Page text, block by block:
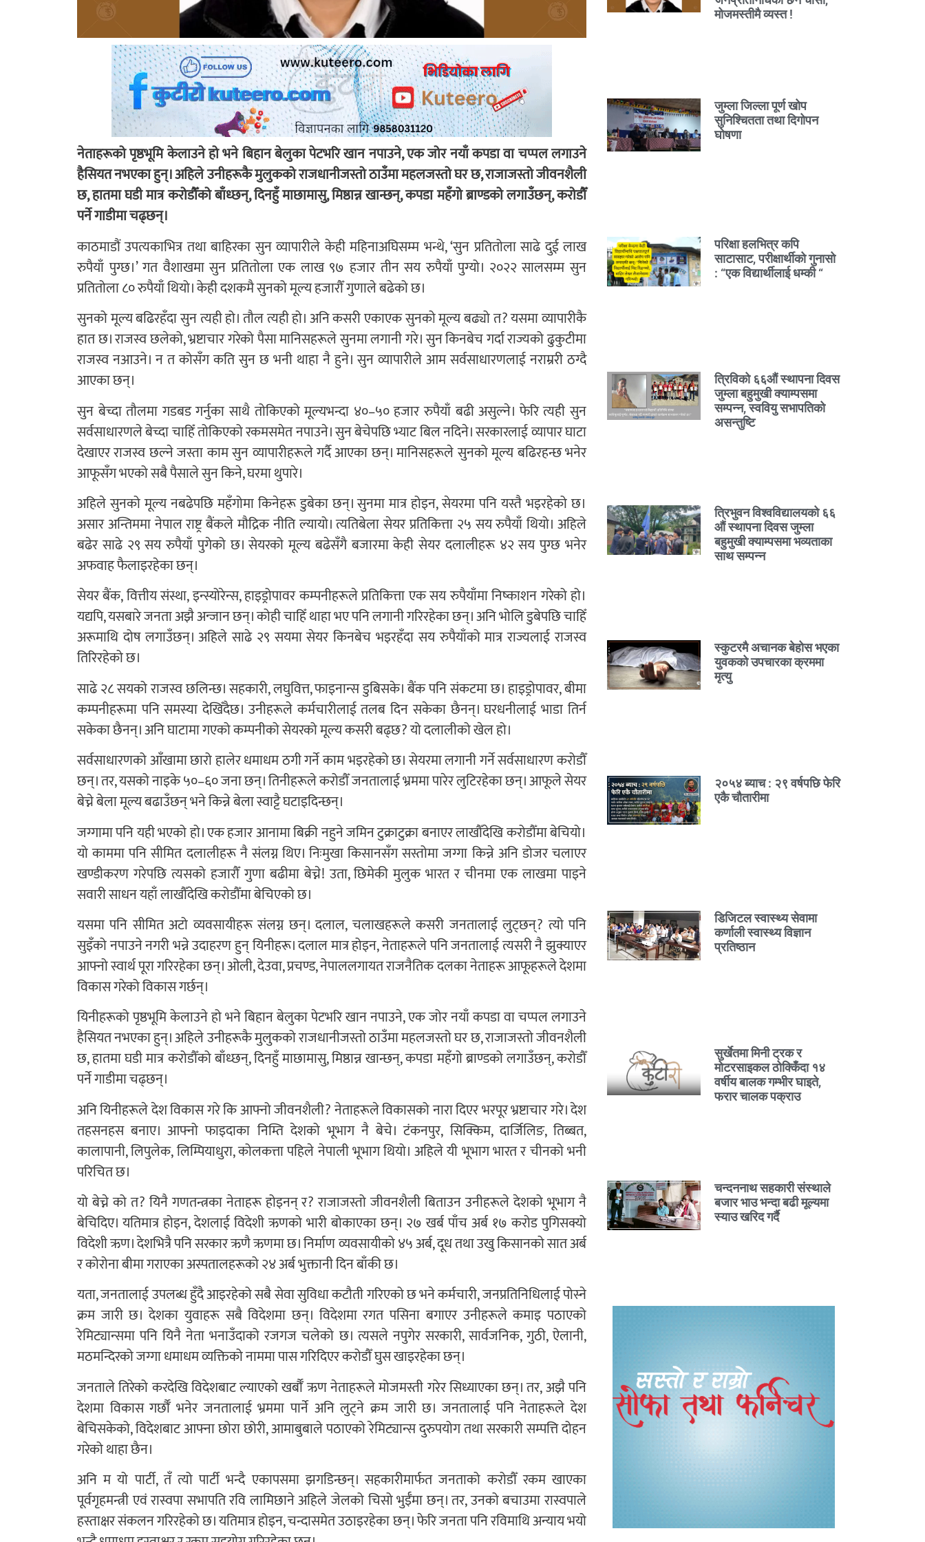
नेताहरूको पृष्ठभूमि केलाउने हो भने बिहान बेलुका पेटभरि खान नपाउने, एक जोर नयाँ कपडा वा चप्पल लगाउने
हैसियत नभएका हुन्। अहिले उनीहरूकै मुलुकको राजधानीजस्तो ठाउँमा महलजस्तो घर छ, राजाजस्तो जीवनशैली
छ, हातमा घडी मात्र करोडौँको बाँध्छन्, दिनहुँ माछामासु, मिष्ठान्न खान्छन्, कपडा महँगो ब्राण्डको लगाउँछन्, करोडौँ
पर्ने गाडीमा चढ्छन्।
काठमाडौं उपत्यकाभित्र तथा बाहिरका सुन व्यापारीले केही महिनाअघिसम्म भन्थे, ‘सुन प्रतितोला साढे दुई लाख
रुपैयाँ पुग्छ।’ गत वैशाखमा सुन प्रतितोला एक लाख ९७ हजार तीन सय रुपैयाँ पुग्यो। २०२२ सालसम्म सुन
प्रतितोला ८० रुपैयाँ थियो। केही दशकमै सुनको मूल्य हजारौँ गुणाले बढेको छ।
सुनको मूल्य बढिरहँदा सुन त्यही हो। तौल त्यही हो। अनि कसरी एकाएक सुनको मूल्य बढ्यो त? यसमा व्यापारीकै
हात छ। राजस्व छलेको, भ्रष्टाचार गरेको पैसा मानिसहरूले सुनमा लगानी गरे। सुन किनबेच गर्दा राज्यको ढुकुटीमा
राजस्व नआउने। न त कोसँग कति सुन छ भनी थाहा नै हुने। सुन व्यापारीले आम सर्वसाधारणलाई नराम्ररी ठग्दै
आएका छन्।
सुन बेच्दा तौलमा गडबड गर्नुका साथै तोकिएको मूल्यभन्दा ४०–५० हजार रुपैयाँ बढी असुल्ने। फेरि त्यही सुन
सर्वसाधारणले बेच्दा चाहिँ तोकिएको रकमसमेत नपाउने। सुन बेचेपछि भ्याट बिल नदिने। सरकारलाई व्यापार घाटा
देखाएर राजस्व छल्ने जस्ता काम सुन व्यापारीहरूले गर्दै आएका छन्। मानिसहरूले सुनको मूल्य बढिरहन्छ भनेर
आफूसँग भएको सबै पैसाले सुन किने, घरमा थुपारे।
अहिले सुनको मूल्य नबढेपछि महँगोमा किनेहरू डुबेका छन्। सुनमा मात्र होइन, सेयरमा पनि यस्तै भइरहेको छ।
असार अन्तिममा नेपाल राष्ट्र बैंकले मौद्रिक नीति ल्यायो। त्यतिबेला सेयर प्रतिकित्ता २५ सय रुपैयाँ थियो। अहिले
बढेर साढे २९ सय रुपैयाँ पुगेको छ। सेयरको मूल्य बढेसँगै बजारमा केही सेयर दलालीहरू ४२ सय पुग्छ भनेर
अफवाह फैलाइरहेका छन्।
सेयर बैंक, वित्तीय संस्था, इन्स्योरेन्स, हाइड्रोपावर कम्पनीहरूले प्रतिकित्ता एक सय रुपैयाँमा निष्काशन गरेको हो।
यद्यपि, यसबारे जनता अझै अन्जान छन्। कोही चाहिँ थाहा भए पनि लगानी गरिरहेका छन्। अनि भोलि डुबेपछि चाहिँ
अरूमाथि दोष लगाउँछन्। अहिले साढे २९ सयमा सेयर किनबेच भइरहँदा सय रुपैयाँको मात्र राज्यलाई राजस्व
तिरिरहेको छ।
साढे २८ सयको राजस्व छलिन्छ। सहकारी, लघुवित्त, फाइनान्स डुबिसके। बैंक पनि संकटमा छ। हाइड्रोपावर, बीमा
कम्पनीहरूमा पनि समस्या देखिँदैछ। उनीहरूले कर्मचारीलाई तलब दिन सकेका छैनन्। घरधनीलाई भाडा तिर्न
सकेका छैनन्। अनि घाटामा गएको कम्पनीको सेयरको मूल्य कसरी बढ्छ? यो दलालीको खेल हो।
सर्वसाधारणको आँखामा छारो हालेर धमाधम ठगी गर्ने काम भइरहेको छ। सेयरमा लगानी गर्ने सर्वसाधारण करोडौँ
छन्। तर, यसको नाइके ५०–६० जना छन्। तिनीहरूले करोडौँ जनतालाई भ्रममा पारेर लुटिरहेका छन्। आफूले सेयर
बेच्ने बेला मूल्य बढाउँछन् भने किन्ने बेला स्वाट्टै घटाइदिन्छन्।
जग्गामा पनि यही भएको हो। एक हजार आनामा बिक्री नहुने जमिन टुक्राटुक्रा बनाएर लाखौँदेखि करोडौँमा बेचियो।
यो काममा पनि सीमित दलालीहरू नै संलग्न थिए। निःमुखा किसानसँग सस्तोमा जग्गा किन्ने अनि डोजर चलाएर
खण्डीकरण गरेपछि त्यसको हजारौँ गुणा बढीमा बेच्ने! उता, छिमेकी मुलुक भारत र चीनमा एक लाखमा पाइने
सवारी साधन यहाँ लाखौँदेखि करोडौँमा बेचिएको छ।
यसमा पनि सीमित अटो व्यवसायीहरू संलग्न छन्। दलाल, चलाखहरूले कसरी जनतालाई लुट्छन्? त्यो पनि
सुइँको नपाउने नगरी भन्ने उदाहरण हुन् यिनीहरू। दलाल मात्र होइन, नेताहरूले पनि जनतालाई त्यसरी नै झुक्याएर
आफ्नो स्वार्थ पूरा गरिरहेका छन्। ओली, देउवा, प्रचण्ड, नेपाललगायत राजनैतिक दलका नेताहरू आफूहरूले देशमा
विकास गरेको विकास गर्छन्।
यिनीहरूको पृष्ठभूमि केलाउने हो भने बिहान बेलुका पेटभरि खान नपाउने, एक जोर नयाँ कपडा वा चप्पल लगाउने
हैसियत नभएका हुन्। अहिले उनीहरूकै मुलुकको राजधानीजस्तो ठाउँमा महलजस्तो घर छ, राजाजस्तो जीवनशैली
छ, हातमा घडी मात्र करोडौँको बाँध्छन्, दिनहुँ माछामासु, मिष्ठान्न खान्छन्, कपडा महँगो ब्राण्डको लगाउँछन्, करोडौँ
पर्ने गाडीमा चढ्छन्।
अनि यिनीहरूले देश विकास गरे कि आफ्नो जीवनशैली? नेताहरूले विकासको नारा दिएर भरपूर भ्रष्टाचार गरे। देश
तहसनहस बनाए। आफ्नो फाइदाका निम्ति देशको भूभाग नै बेचे। टंकनपुर, सिक्किम, दार्जिलिङ, तिब्बत,
कालापानी, लिपुलेक, लिम्पियाधुरा, कोलकत्ता पहिले नेपाली भूभाग थियो। अहिले यी भूभाग भारत र चीनको भनी
परिचित छ।
यो बेच्ने को त? यिनै गणतन्त्रका नेताहरू होइनन् र? राजाजस्तो जीवनशैली बिताउन उनीहरूले देशको भूभाग नै
बेचिदिए। यतिमात्र होइन, देशलाई विदेशी ऋणको भारी बोकाएका छन्। २७ खर्ब पाँच अर्ब १७ करोड पुगिसक्यो
विदेशी ऋण। देशभित्रै पनि सरकार ऋणै ऋणमा छ। निर्माण व्यवसायीको ४५ अर्ब, दूध तथा उखु किसानको सात अर्ब
र कोरोना बीमा गराएका अस्पतालहरूको २४ अर्ब भुक्तानी दिन बाँकी छ।
यता, जनतालाई उपलब्ध हुँदै आइरहेको सबै सेवा सुविधा कटौती गरिएको छ भने कर्मचारी, जनप्रतिनिधिलाई पोस्ने
क्रम जारी छ। देशका युवाहरू सबै विदेशमा छन्। विदेशमा रगत पसिना बगाएर उनीहरूले कमाइ पठाएको
रेमिट्यान्समा पनि यिनै नेता भनाउँदाको रजगज चलेको छ। त्यसले नपुगेर सरकारी, सार्वजनिक, गुठी, ऐलानी,
मठमन्दिरको जग्गा धमाधम व्यक्तिको नाममा पास गरिदिएर करोडौँ घुस खाइरहेका छन्।
जनताले तिरेको करदेखि विदेशबाट ल्याएको खर्बौँ ऋण नेताहरूले मोजमस्ती गरेर सिध्याएका छन्। तर, अझै पनि
देशमा विकास गर्छौँ भनेर जनतालाई भ्रममा पार्ने अनि लुट्ने क्रम जारी छ। जनतालाई पनि नेताहरूले देश
बेचिसकेको, विदेशबाट आफ्ना छोरा छोरी, आमाबुबाले पठाएको रेमिट्यान्स दुरुपयोग तथा सरकारी सम्पत्ति दोहन
गरेको थाहा छैन।
अनि म यो पार्टी, तँ त्यो पार्टी भन्दै एकापसमा झगडिन्छन्। सहकारीमार्फत जनताको करोडौँ रकम खाएका
पूर्वगृहमन्त्री एवं रास्वपा सभापति रवि लामिछाने अहिले जेलको चिसो भुईँमा छन्। तर, उनको बचाउमा रास्वपाले
हस्ताक्षर संकलन गरिरहेको छ। यतिमात्र होइन, चन्दासमेत उठाइरहेका छन्। फेरि जनता पनि रविमाथि अन्याय भयो
मोजमस्तीमै व्यस्त !
जुम्ला जिल्ला पूर्ण खोप
सुनिश्चितता तथा दिगोपन
घोषणा
परिक्षा हलभित्र कपि
साटासाट, परीक्षार्थीको गुनासो
: “एक विद्यार्थीलाई धम्की “
त्रिविको ६६औं स्थापना दिवस
जुम्ला बहुमुखी क्याम्पसमा
सम्पन्न, स्ववियु सभापतिको
असन्तुष्टि
त्रिभुवन विश्वविद्यालयको ६६
औं स्थापना दिवस जुम्ला
बहुमुखी क्याम्पसमा भव्यताका
साथ सम्पन्न
स्कुटरमै अचानक बेहोस भएका
युवकको उपचारका क्रममा
मृत्यु
२०५४ ब्याच : २९ वर्षपछि फेरि
एकै चौतारीमा
डिजिटल स्वास्थ्य सेवामा
कर्णाली स्वास्थ्य विज्ञान
प्रतिष्ठान
सुर्खेतमा मिनी ट्रक र
मोटरसाइकल ठोक्किँदा १४
वर्षीय बालक गम्भीर घाइते,
फरार चालक पक्राउ
चन्दननाथ सहकारी संस्थाले
बजार भाउ भन्दा बढी मूल्यमा
स्याउ खरिद गर्दै